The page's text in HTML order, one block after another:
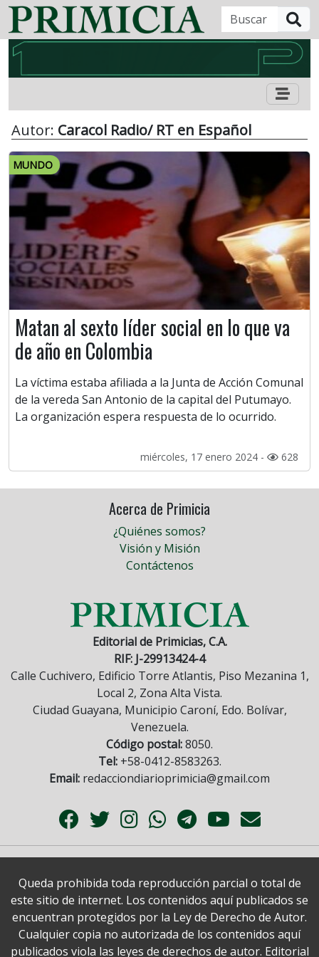
Autor: Caracol Radio/ RT en Español
MUNDO
Matan al sexto líder social en lo que va
de año en Colombia
La víctima estaba afiliada a la Junta de Acción Comunal
de la vereda San Antonio de la capital del Putumayo.
La organización espera respuesta de lo ocurrido.
miércoles, 17 enero 2024 - 628
Acerca de Primicia
¿Quiénes somos?
Visión y Misión
Contáctenos
Editorial de Primicias, C.A.
RIF: J-29913424-4
Calle Cuchivero, Edificio Torre Atlantis, Piso Mezanina 1,
Local 2, Zona Alta Vista.
Ciudad Guayana, Municipio Caroní, Edo. Bolívar,
Venezuela.
Código postal:8050.
Tel:+58-0412-8583263.
Email: redacciondiarioprimicia@gmail.com
Queda prohibida toda reproducción parcial o total de
este sitio de internet. Los contenidos aquí publicados se
encuentran protegidos por la Ley de Derecho de Autor.
Cualquier copia no autorizada de los contenidos aquí
publicados viola las leyes de derechos de autor. Editorial